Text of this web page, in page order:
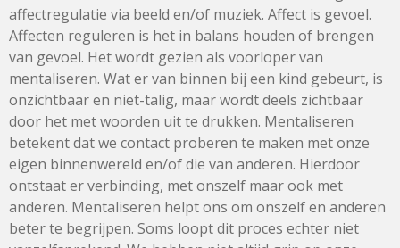
affectregulatie via beeld en/of muziek. Affect is gevoel.
Affecten reguleren is het in balans houden of brengen
van gevoel. Het wordt gezien als voorloper van
mentaliseren. Wat er van binnen bij een kind gebeurt, is
onzichtbaar en niet-talig, maar wordt deels zichtbaar
door het met woorden uit te drukken. Mentaliseren
betekent dat we contact proberen te maken met onze
eigen binnenwereld en/of die van anderen. Hierdoor
ontstaat er verbinding, met onszelf maar ook met
anderen. Mentaliseren helpt ons om onszelf en anderen
beter te begrijpen. Soms loopt dit proces echter niet